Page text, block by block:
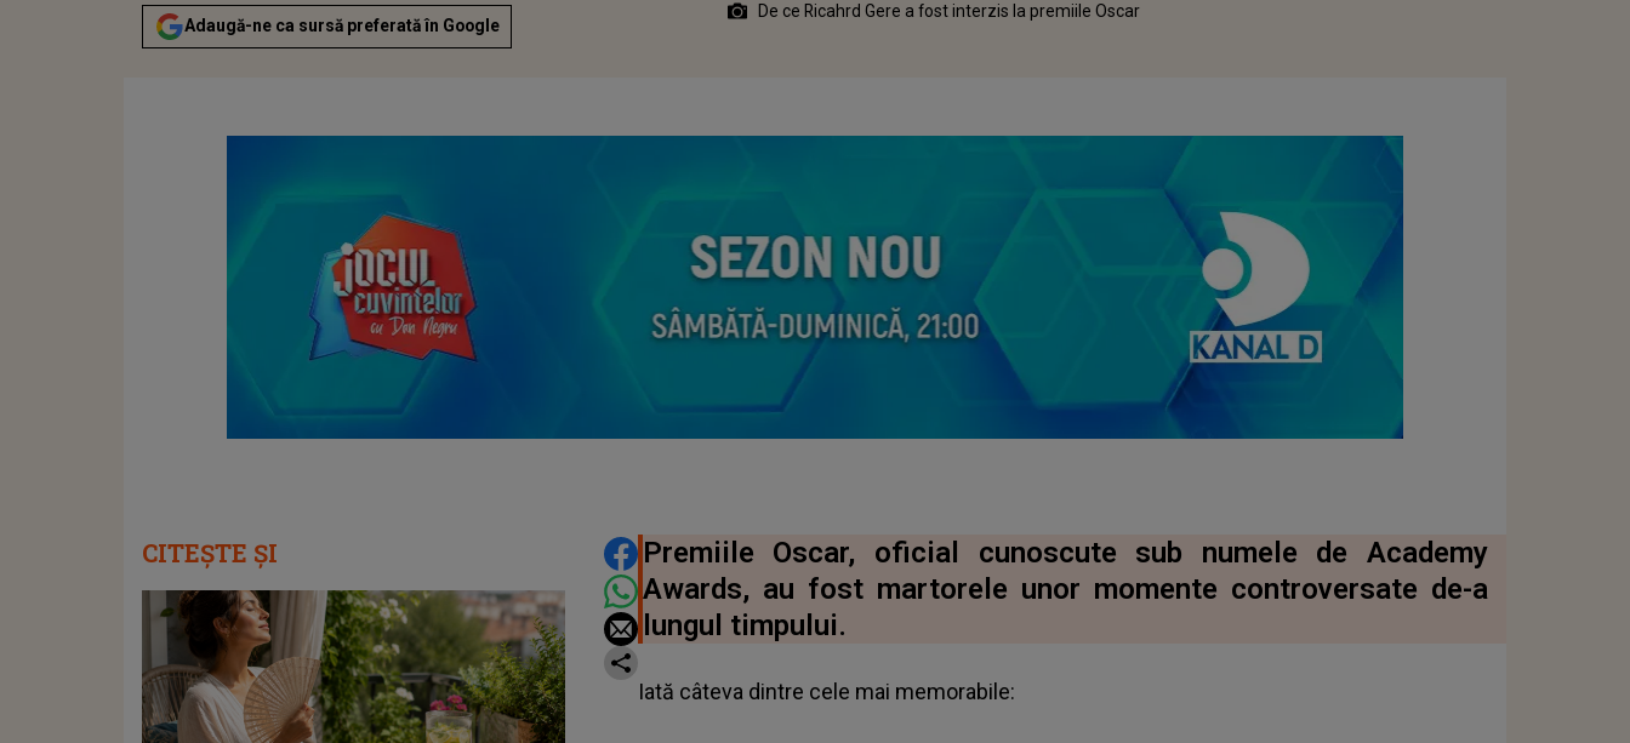
Adaugă-ne ca sursă preferată în Google
De ce Ricahrd Gere a fost interzis la premiile Oscar
DISTRIBUIE ARTICOLUL
Premiile Oscar, oficial cunoscute sub numele de Academy
Awards, au fost martorele unor momente controversate de-a
lungul timpului.
Iată câteva dintre cele mai memorabile:
CITEȘTE ȘI